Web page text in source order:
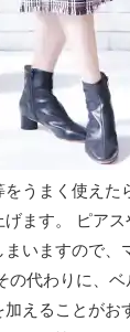
うまく使えた
クレスは、赤ち
いますので、
ことがおすすめ